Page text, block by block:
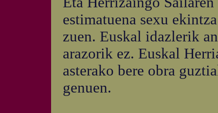
estimatuena sexu
zuen. Euskal idazlerik
arazorik ez. Euskal
asterako bere obra
genuen.